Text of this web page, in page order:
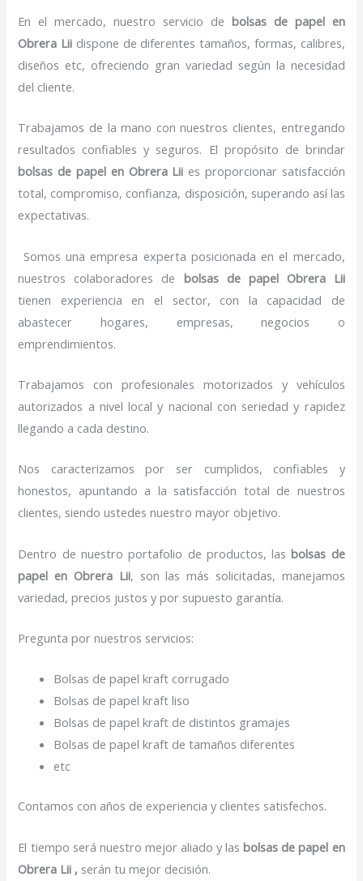
En el mercado, nuestro servicio de bolsas de papel en
Obrera Lii dispone de diferentes tamaños, formas, calibres,
diseños etc, ofreciendo gran variedad según la necesidad
del cliente.
Trabajamos de la mano con nuestros clientes, entregando
resultados confiables y seguros. El propósito de brindar
bolsas de papel en Obrera Lii es proporcionar satisfacción
total, compromiso, confianza, disposición, superando así las
expectativas.
Somos una empresa experta posicionada en el mercado,
nuestros colaboradores de bolsas de papelObrera Lii
tienen experiencia en el sector, con la capacidad de
abastecer hogares, empresas, negocios o
emprendimientos.
Trabajamos con profesionales motorizados y vehículos
autorizados a nivel local y nacional con seriedad y rapidez
llegando a cada destino.
Nos caracterizamos por ser cumplidos, confiables y
honestos, apuntando a la satisfacción total de nuestros
clientes, siendo ustedes nuestro mayor objetivo.
Dentro de nuestro portafolio de productos, lasbolsas de
papel en Obrera Lii, son las más solicitadas, manejamos
variedad, precios justos y por supuesto garantía.
Pregunta por nuestros servicios:
Bolsas de papel kraft corrugado
Bolsas de papel kraft liso
Bolsas de papel kraft de distintos gramajes
Bolsas de papel kraft de tamaños diferentes
etc
Contamos con años de experiencia y clientes satisfechos.
El tiempo será nuestro mejor aliado y lasbolsas de papel en
Obrera Lii , serán tu mejor decisión.